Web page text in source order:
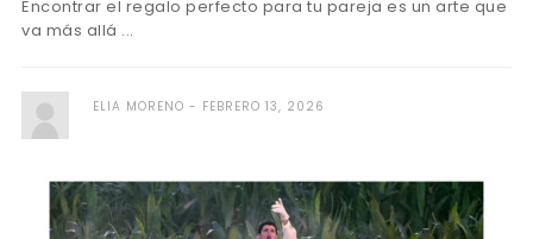
Encontrar el regalo perfecto para tu pareja es un arte que
va más allá ...
ELIA MORENO FEBRERO 13, 2026